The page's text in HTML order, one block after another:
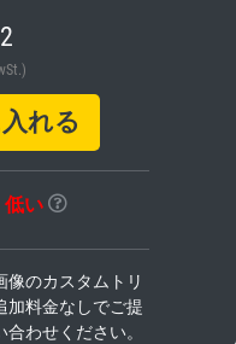
れる
低い
像のカスタムトリ
加料金なしでご提
わせください。